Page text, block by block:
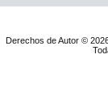
Derechos de Autor ©